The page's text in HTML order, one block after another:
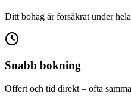
Ditt bohag är försäkrat under
Snabb bokning
Offert och tid direkt – ofta